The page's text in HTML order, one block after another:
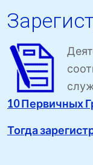
10 Первичных
Тогда